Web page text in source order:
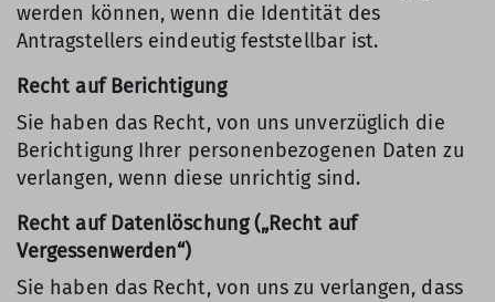
werden können, wenn die Identität des
Antragstellers eindeutig feststellbar ist.
Recht auf Berichtigung
Sie haben das Recht, von uns unverzüglich die
Berichtigung Ihrer personenbezogenen Daten zu
verlangen, wenn diese unrichtig sind.
Recht auf Datenlöschung („Recht auf
Vergessenwerden“)
Sie haben das Recht, von uns zu verlangen, dass